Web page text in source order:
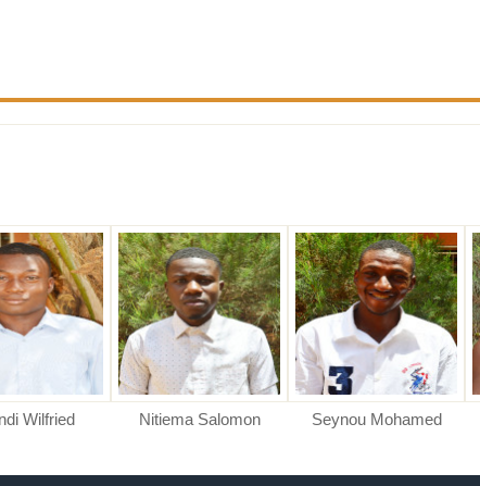
Wilfried Nitiema Salomon Seynou Mohamed